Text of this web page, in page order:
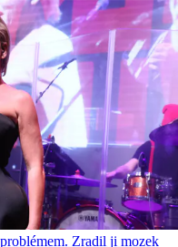
Zradil ji mozek